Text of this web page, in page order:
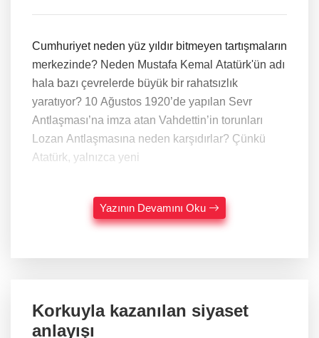
Cumhuriyet neden yüz yıldır bitmeyen tartışmaların
merkezinde? Neden Mustafa Kemal Atatürk'ün adı
hala bazı çevrelerde büyük bir rahatsızlık
yaratıyor? 10 Ağustos 1920’de yapılan Sevr
Antlaşması’na imza atan Vahdettin’in torunları
Lozan Antlaşmasına neden karşıdırlar? Çünkü
Atatürk, yalnızca yeni
Yazının Devamını Oku
Korkuyla kazanılan siyaset
anlayışı